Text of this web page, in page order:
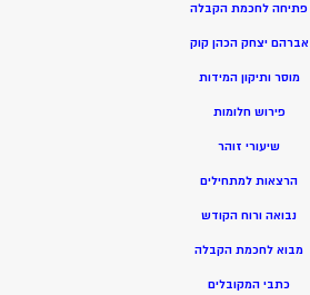
פתיחה לחכמת הקבלה
אברהם יצחק הכהן קוק
מוסר ותיקון המידות
פירוש חלומות
שיעורי זוהר
הרצאות למתחילים
נבואה ורוח הקודש
מבוא לחכמת הקבלה
כתבי המקובלים